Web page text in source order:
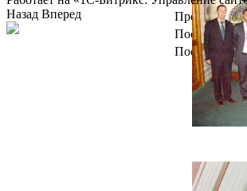
Просмотров
Посетителей
Посетителей
Назад Вперед